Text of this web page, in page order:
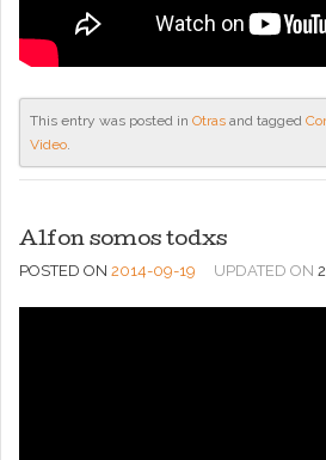
This entry was posted in Otras and tagged
Video.
Alfon somos todxs
POSTED ON 2014-09-19 UPDATED ON